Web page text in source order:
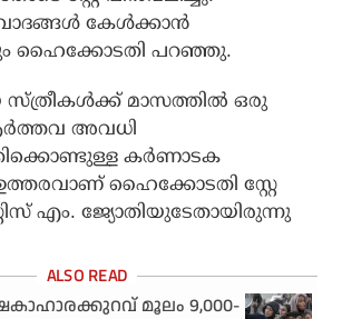
വാദങ്ങള്‍ കേള്‍ക്കാന്‍
ഹൈക്കോടതി പറഞ്ഞു.
സ്ത്രീകള്‍ക്ക് മാസത്തില്‍ ഒരു
അവധി
കര്‍ണാടക
ഉത്തരവാണ് ഹൈക്കോടതി സ്റ്റേ
എം. ജ്യോതിയുടേതായിരുന്നു
മൂലം 9,000-